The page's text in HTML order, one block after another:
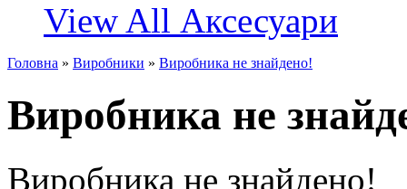
View All Аксесуари
Головна » Виробники » Виробника не знайдено!
Виробника не
Виробника не знайдено!